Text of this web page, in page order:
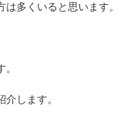
多くいると思います。
します。